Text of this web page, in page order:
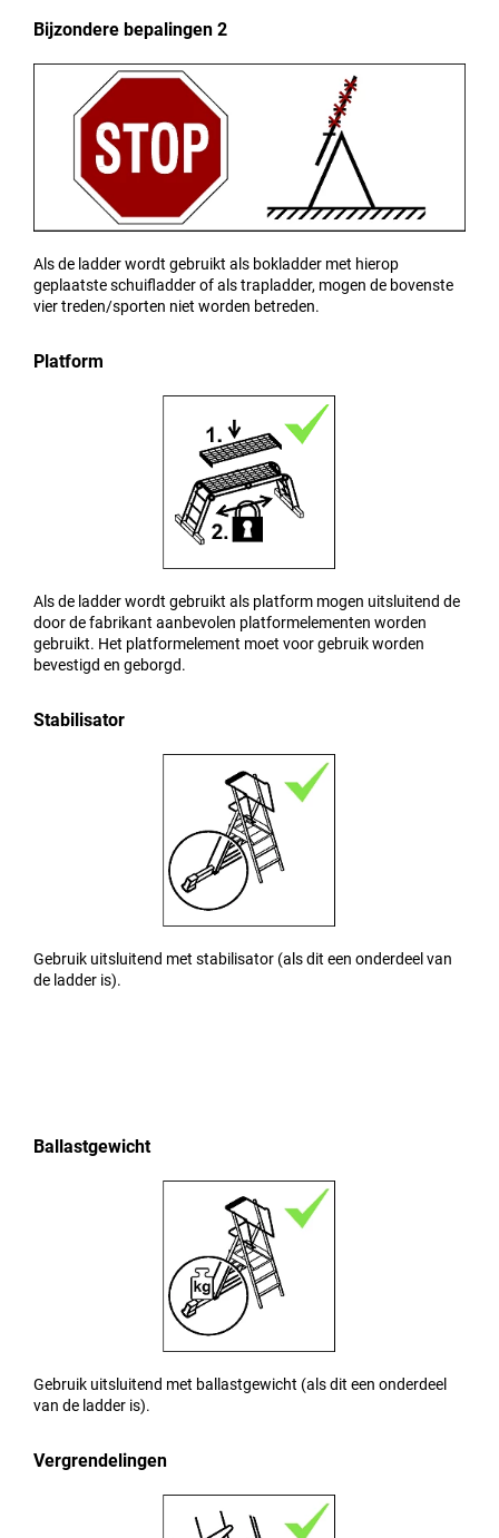
Bijzondere bepalingen 2
Als de ladder wordt gebruikt als bokladder met hierop
geplaatste schuifladder of als trapladder, mogen de bovenste
vier treden/sporten niet worden betreden.
Platform
Als de ladder wordt gebruikt als platform mogen uitsluitend de
door de fabrikant aanbevolen platformelementen worden
gebruikt. Het platformelement moet voor gebruik worden
bevestigd en geborgd.
Stabilisator
Gebruik uitsluitend met stabilisator (als dit een onderdeel van
de ladder is).
Ballastgewicht
Gebruik uitsluitend met ballastgewicht (als dit een onderdeel
van de ladder is).
Vergrendelingen